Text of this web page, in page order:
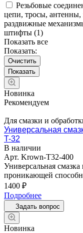
Резьбовые
цепи, тросы, антенны,
раздвижные
штифты (1)
Показать все
Показать:
Очистить
Новинка
Рекомендуем
Для смазки и
Универсальная
T-32
В наличии
Арт. Krown-T32-400
Универсальная
проникающей
1400 ₽
Подробнее
Задать вопрос
Новинка